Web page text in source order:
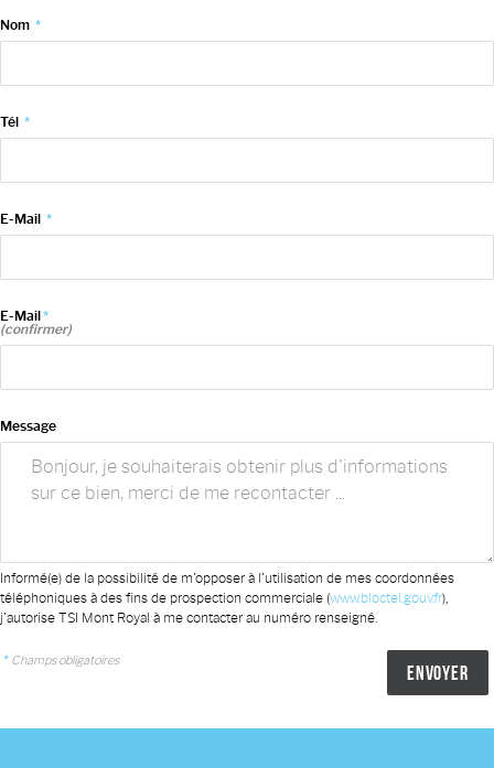
Nom *
Tél *
E-Mail *
E-Mail*
(confirmer)
Message
Informé(e) de la possibilité de m'opposer à l'utilisation de mes coordonnées
téléphoniques à des fins de prospection commerciale (www.bloctel.gouv.fr),
j'autorise TSI Mont Royal à me contacter au numéro renseigné.
* Champs obligatoires